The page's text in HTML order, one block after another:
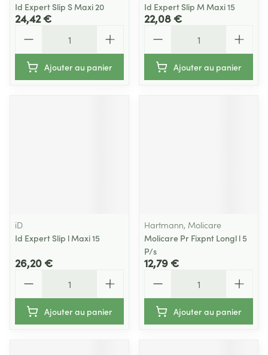
Id Expert Slip S Maxi 20
24,42 €
Ajouter au panier
Id Expert Slip M Maxi 15
22,08 €
Ajouter au panier
iD
Id Expert Slip l Maxi 15
26,20 €
Ajouter au panier
Hartmann, Molicare
Molicare Pr Fixpnt Longl l 5
P/s
12,79 €
Ajouter au panier